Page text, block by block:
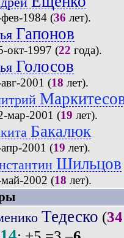
1984(36 лет).
Гапонов
окт-1997 (22 года).
Голосов
2001 (18 лет).
мар-2001 (19 лет).
Бакалюк
2001 (19 лет).
Шильцов
2002 (18 лет).
Тедеско (34